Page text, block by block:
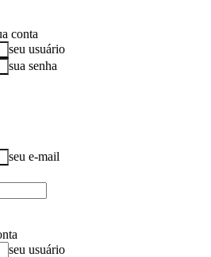
conta
seu usuário
sua senha
seu e-mail
seu usuário